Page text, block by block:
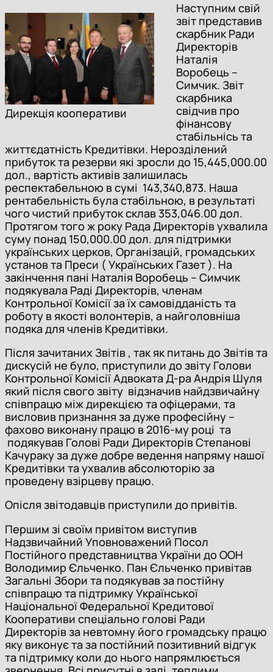
Дирекція кооперативи
Наступним свій
звіт представив
скарбник Ради
Директорів
Наталія
Воробець –
Симчик. Звіт
скарбника
свідчив про
фінансову
стабільнісь та
життєдатність Кредитівки. Нерозділений
прибуток та резерви які зросли до 15,445,000.00
дол., вартість активів залишилась
респектабельною в сумі 143,340,873. Наша
рентабельність була стабільною, в результаті
чого чистий прибуток склав 353,046.00 дол.
Протягом того ж року Рада Директорів ухвалила
суму понад 150,000.00 дол. для підтримки
українських церков, Організацій, громадських
установ та Преси ( Українських Газет ). На
закінчення пані Наталія Воробець – Симчик
подякувала Раді Директорів, членам
Контрольної Комісії за їх самовідданість та
роботу в якості волонтерів, а найголовніша
подяка для членів Кредитівки.
Після зачитаних Звітів , так як питань до Звітів та
дискусій не було, приступили до звіту Голови
Контрольної Комісії Адвоката Д-ра Андрія Шуля
який після свого звіту відзначив найдзвичайну
співпрацю між дирекцією та офіцерами, та
висловив признання за дуже професійну –
фахово виконану працю в 2016-му році та
подякував Голові Ради Директорів Степанові
Качураку за дуже добре ведення напряму нашої
Кредитівки та ухвалив абсолюторію за
проведену взірцеву працю.
Опісля звітодавців приступили до привітів.
Першим зі своїм привітом виступив
Надзвичайний Уповноважений Посол
Постійного представництва України до ООН
Володимир Єльченко. Пан Єльченко привітав
Загальні Збори та подякував за постійну
співпрацю та підтримку Української
Національної Федеральної Кредитової
Кооперативи спеціально голові Ради
Директорів за невтомну його громадську працю
яку виконує та за постійний позитивний відгук
та підтримку коли до нього напрямлюється